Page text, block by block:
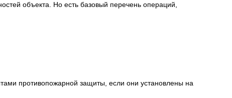
объекта. Но есть базовый перечень операций,
противопожарной защиты, если они установлены на